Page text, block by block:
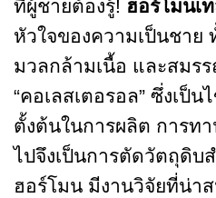
ที่ผู้ชายต้องรู้! ฮอร์โมนเ
หัวใจของความเป็นชาย
มวลกล้ามเนื้อ และสมร
“คอเลสเตอรอล” ซึ่งเป็
ตั้งต้นในการผลิต การท
ไปจึงเป็นการตัดวัตถุดิบ
ฮอร์โมน มีงานวิจัยที่น่า